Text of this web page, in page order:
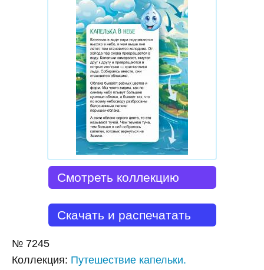
Смотреть коллекцию
Скачать и распечатать
№ 7245
Коллекция: Путешествие капельки.